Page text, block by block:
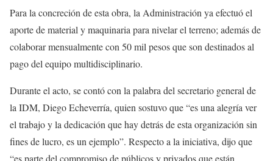
Para la concreción de esta obra, la Administración ya efectuó el
aporte de material y maquinaria para nivelar el terreno; además de
colaborar mensualmente con 50 mil pesos que son destinados al
pago del equipo multidisciplinario.
Durante el acto, se contó con la palabra del secretario general de
la IDM, Diego Echeverría, quien sostuvo que “es una alegría ver
el trabajo y la dedicación que hay detrás de esta organización sin
fines de lucro, es un ejemplo”. Respecto a la iniciativa, dijo que
“es parte del compromiso de públicos y privados que están